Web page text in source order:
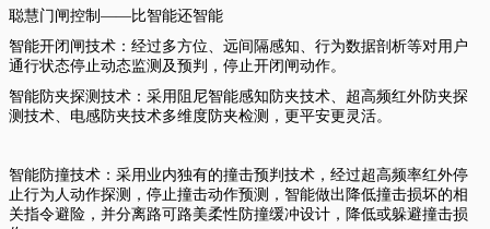
聪慧门闸控制——比智能还智能
智能开闭闸技术：经过多方位、远间隔感知、行为数据剖析等对用户
通行状态停止动态监测及预判，停止开闭闸动作。
智能防夹探测技术：采用阻尼智能感知防夹技术、超高频红外防夹探
测技术、电感防夹技术多维度防夹检测，更平安更灵活。
智能防撞技术：采用业内独有的撞击预判技术，经过超高频率红外停
止行为人动作探测，停止撞击动作预测，智能做出降低撞击损坏的相
关指令避险，并分离路可路美柔性防撞缓冲设计，降低或躲避撞击损